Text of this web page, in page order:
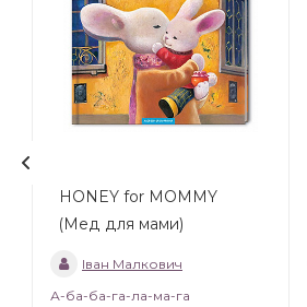
HONEY for MOMMY
(Мед для мами)
Іван Малкович
А-ба-ба-га-ла-ма-га